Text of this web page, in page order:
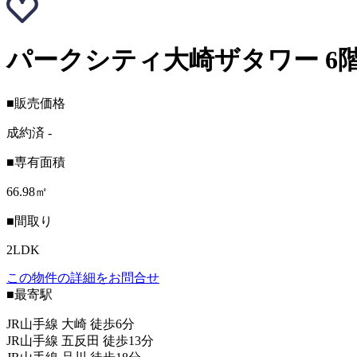
パークシティ大崎ザタワー 6
■販売価格
成約済 -
■専有面積
66.98㎡
■間取り
2LDK
この物件の詳細をお問合せ
■最寄駅
JR山手線 大崎 徒歩6分
JR山手線 五反田 徒歩13分